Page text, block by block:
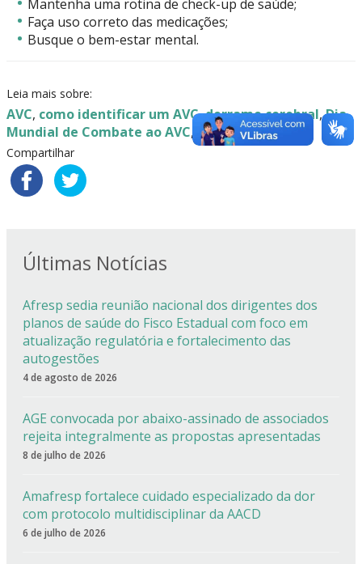
Mantenha uma rotina de check-up de saúde;
Faça uso correto das medicações;
Busque o bem-estar mental.
Leia mais sobre:
AVC, como identificar um AVC,derrame cerebral,Dia
Mundial de Combate ao AVC, prevenção
Compartilhar
Últimas Notícias
Afresp sedia reunião nacional dos dirigentes dos
planos de saúde do Fisco Estadual com foco em
atualização regulatória e fortalecimento das
autogestões
4 de agosto de 2026
AGE convocada por abaixo-assinado de associados
rejeita integralmente as propostas apresentadas
8 de julho de 2026
Amafresp fortalece cuidado especializado da dor
com protocolo multidisciplinar da AACD
6 de julho de 2026